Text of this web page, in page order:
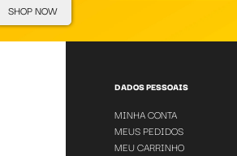
SHOP NOW
DADOS PESSOAIS
MINHA CONTA
MEUS PEDIDOS
MEU CARRINHO